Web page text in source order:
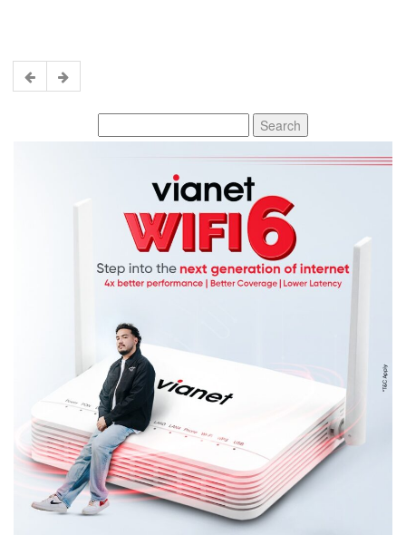
for: